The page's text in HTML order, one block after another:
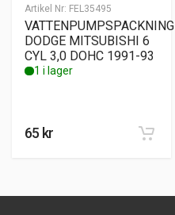
Artikel Nr: FEL35495
VATTENPUMPSPACKNING
DODGE MITSUBISHI 6
CYL 3,0 DOHC 1991-93
1 i lager
65 kr